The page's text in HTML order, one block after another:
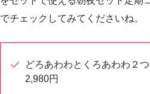
でチェックしてみてくださいね。
どろあわわとくろあわわ２
2,980円